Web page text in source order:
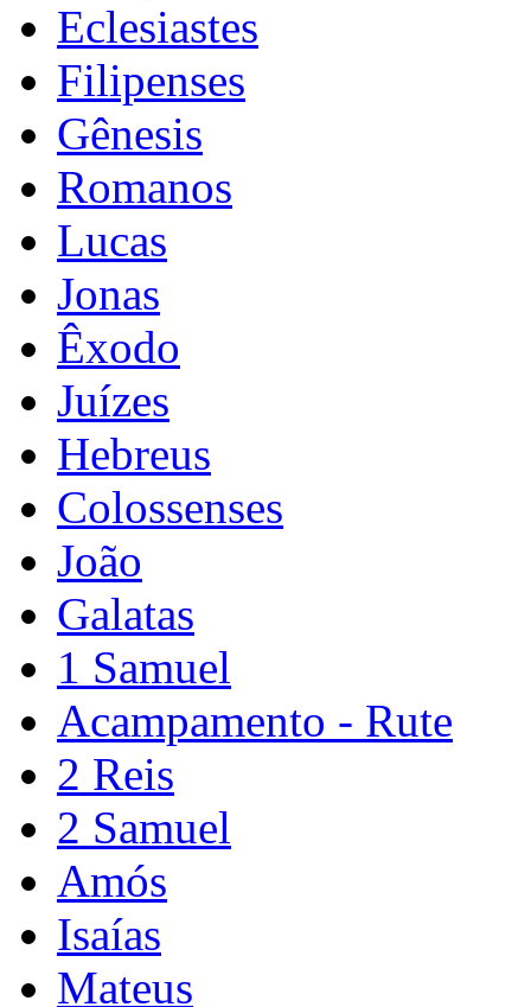
Eclesiastes
Filipenses
Gênesis
Romanos
Lucas
Jonas
Êxodo
Juízes
Hebreus
Colossenses
João
Galatas
1 Samuel
Acampamento - Rute
2 Reis
2 Samuel
Amós
Isaías
Mateus